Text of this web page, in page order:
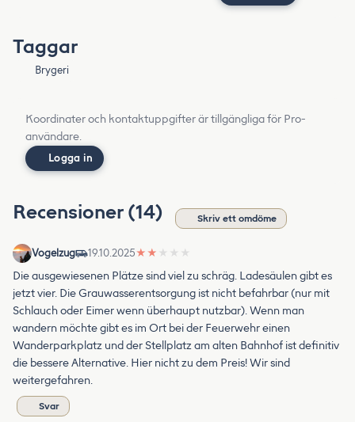
Taggar
Brygeri
Koordinater och kontaktuppgifter är tillgängliga för Pro-
användare.
Logga in
Recensioner (14) Skriv ett omdöme
Vogelzug 19.10.2025★ ★ ★ ★ ★
Die ausgewiesenen Plätze sind viel zu schräg. Ladesäulen gibt es
jetzt vier. Die Grauwasserentsorgung ist nicht befahrbar (nur mit
Schlauch oder Eimer wenn überhaupt nutzbar). Wenn man
wandern möchte gibt es im Ort bei der Feuerwehr einen
Wanderparkplatz und der Stellplatz am alten Bahnhof ist definitiv
die bessere Alternative. Hier nicht zu dem Preis! Wir sind
weitergefahren.
Svar